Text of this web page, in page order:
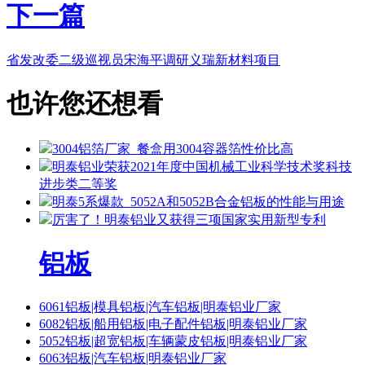
下一篇
省发改委二级巡视员宋海平调研义瑞新材料项目
也许您还想看
3004铝箔厂家_餐盒用3004容器箔性价比高
明泰铝业荣获2021年度中国机械工业科学技术奖科技
进步类二等奖
明泰5系爆款_5052A和5052B合金铝板的性能与用途
厉害了！明泰铝业又获得三项国家实用新型专利
铝板
6061铝板|模具铝板|汽车铝板|明泰铝业厂家
6082铝板|船用铝板|电子配件铝板|明泰铝业厂家
5052铝板|超宽铝板|车辆蒙皮铝板|明泰铝业厂家
6063铝板|汽车铝板|明泰铝业厂家